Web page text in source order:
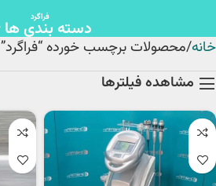
فراگرد
دسته بندی ها
خانه محصولات برچسب خورده “فراگرد”
مشاهده فیلترها